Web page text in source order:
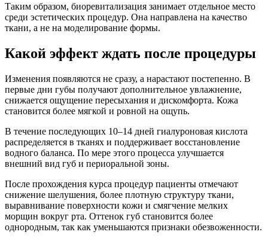
Таким образом, биоревитализация занимает отдельное место
среди эстетических процедур. Она направлена на качество
ткани, а не на моделирование формы.
Какой эффект ждать после процедуры
Изменения появляются не сразу, а нарастают постепенно. В
первые дни губы получают дополнительное увлажнение,
снижается ощущение пересыхания и дискомфорта. Кожа
становится более мягкой и ровной на ощупь.
В течение последующих 10–14 дней гиалуроновая кислота
распределяется в тканях и поддерживает восстановление
водного баланса. По мере этого процесса улучшается
внешний вид губ и периоральной зоны.
После прохождения курса процедур пациенты отмечают
снижение шелушения, более плотную структуру ткани,
выравнивание поверхности кожи и смягчение мелких
морщин вокруг рта. Оттенок губ становится более
однородным, так как уменьшаются признаки обезвоженности.